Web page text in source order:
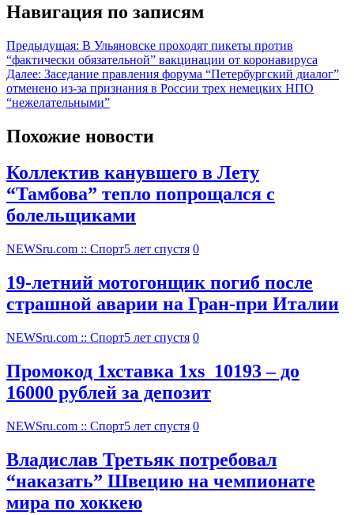
Навигация по записям
Предыдущая: В Ульяновске проходят пикеты против
“фактически обязательной” вакцинации от коронавируса
Далее: Заседание правления форума “Петербургский диалог”
отменено из-за признания в России трех немецких НПО
“нежелательными”
Похожие новости
Коллектив канувшего в Лету
“Тамбова” тепло попрощался с
болельщиками
NEWSru.com :: Спорт5 лет спустя 0
19-летний мотогонщик погиб после
страшной аварии на Гран-при Италии
NEWSru.com :: Спорт5 лет спустя 0
Промокод 1хставка 1xs_10193 – до
16000 рублей за депозит
NEWSru.com :: Спорт5 лет спустя 0
Владислав Третьяк потребовал
“наказать” Швецию на чемпионате
мира по хоккею